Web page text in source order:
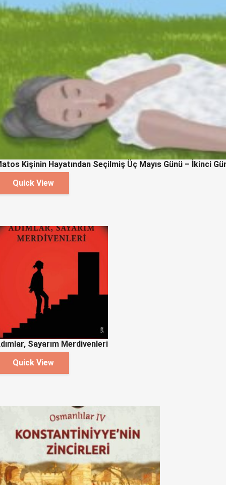
Kişinin Hayatından Seçilmiş Üç Mayıs Günü – İkinci
Quick View
Sayarım Merdivenleri
Quick View